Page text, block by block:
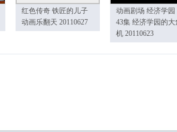
红色传奇 铁匠的儿子
动画乐翻天 20110627
动画剧场 经济学园
43集 经济学园的大
机 20110623